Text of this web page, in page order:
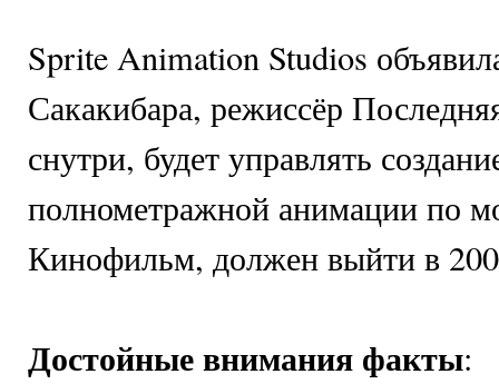
Sprite Animation Studios
Сакакибара, режиссёр
снутри, будет управлять
полнометражной анимации по
Кинофильм, должен выйти в
Достойные внимания факты: